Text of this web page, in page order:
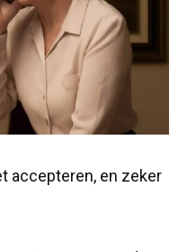
accepteren, en zeker